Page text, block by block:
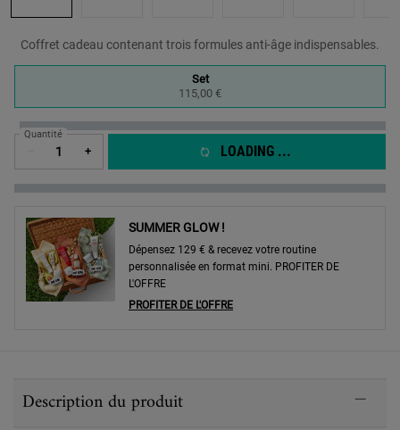
Coffret cadeau contenant trois formules anti-âge indispensables.
Selected
Set
115,00 €
, 1 of 1
Quantité
+ LOADING ...
SUMMER GLOW !
Dépensez 129 € & recevez votre routine
personnalisée en format mini. PROFITER DE
L'OFFRE
PROFITER DE L'OFFRE
Description du produit